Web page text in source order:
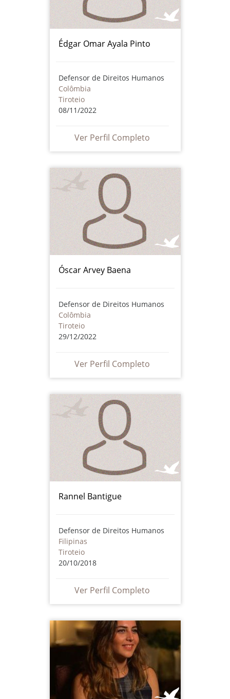
Édgar Omar Ayala Pinto
Defensor de Direitos Humanos
Colômbia
Tiroteio
08/11/2022
Ver Perfil Completo
Óscar Arvey Baena
Defensor de Direitos Humanos
Colômbia
Tiroteio
29/12/2022
Ver Perfil Completo
Rannel Bantigue
Defensor de Direitos Humanos
Filipinas
Tiroteio
20/10/2018
Ver Perfil Completo